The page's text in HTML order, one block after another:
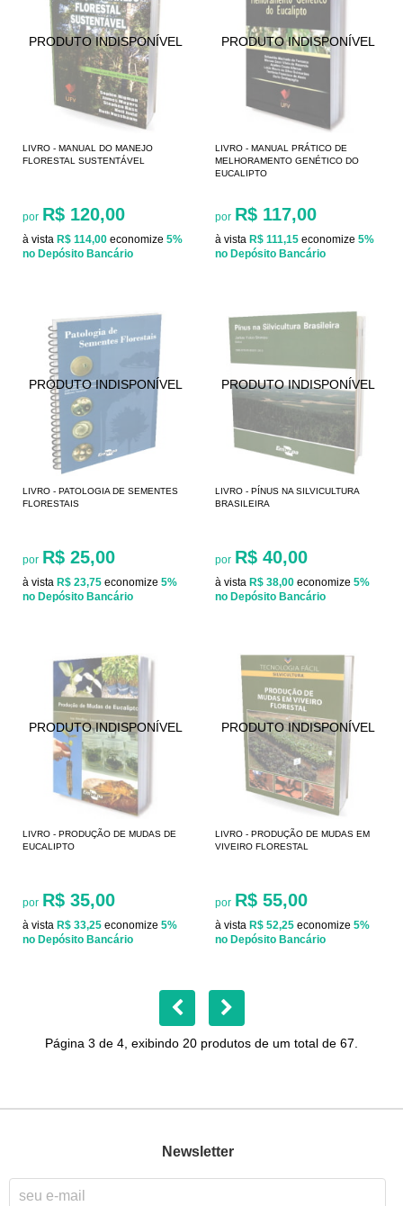
LIVRO - MANUAL DO MANEJO
FLORESTAL SUSTENTÁVEL
por R$ 120,00
à vista R$ 114,00 economize 5%
no Depósito Bancário
LIVRO - MANUAL PRÁTICO DE
MELHORAMENTO GENÉTICO DO
EUCALIPTO
por R$ 117,00
à vista R$ 111,15 economize 5%
no Depósito Bancário
LIVRO - PATOLOGIA DE SEMENTES
FLORESTAIS
por R$ 25,00
à vista R$ 23,75 economize 5%
no Depósito Bancário
LIVRO - PÍNUS NA SILVICULTURA
BRASILEIRA
por R$ 40,00
à vista R$ 38,00 economize 5%
no Depósito Bancário
LIVRO - PRODUÇÃO DE MUDAS DE
EUCALIPTO
por R$ 35,00
à vista R$ 33,25 economize 5%
no Depósito Bancário
LIVRO - PRODUÇÃO DE MUDAS EM
VIVEIRO FLORESTAL
por R$ 55,00
à vista R$ 52,25 economize 5%
no Depósito Bancário
Página 3 de 4, exibindo 20 produtos de um total de 67.
Newsletter